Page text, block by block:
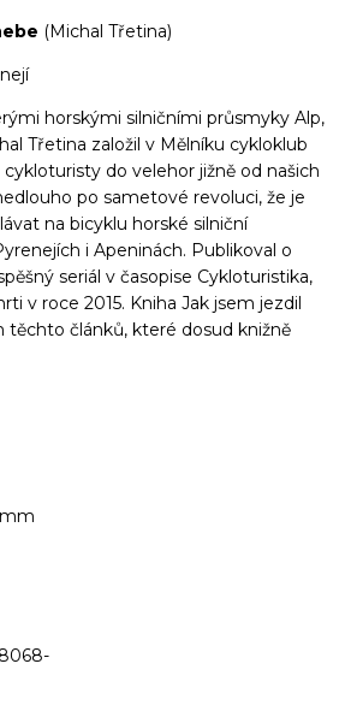
(Michal Třetina)
horskými silničními průsmyky Alp,
Třetina založil v Mělníku cykloklub
do velehor jižně od našich
po sametové revoluci, že je
na bicyklu horské silniční
i Apeninách. Publikoval o
seriál v časopise Cykloturistika,
v roce 2015. Kniha Jak jsem jezdil
těchto článků, které dosud knižně
mm